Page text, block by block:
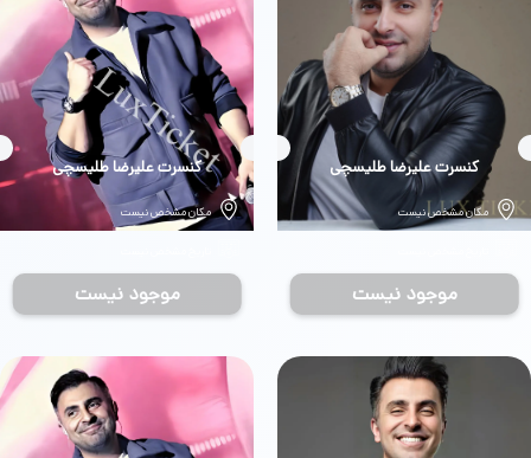
بلیط
کنسرت علیرضا طلیسچی
مکان مشخص نیست
موجود نیست
بلیط
کنسرت علیرضا طلیسچی
مکان مشخص نیست
موجود نیست